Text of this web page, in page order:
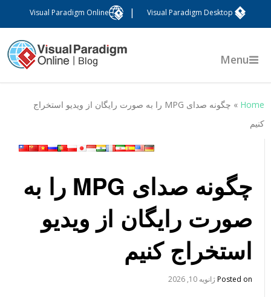
Visual Paradigm Desktop
Visual Paradigm Online
Menu
Home
»
چگونه صدای MPG را به صورت رایگان از ویدیو استخراج
کنیم
چگونه صدای MPG را به
صورت رایگان از ویدیو
استخراج کنیم
Posted onژانویه 10, 2026